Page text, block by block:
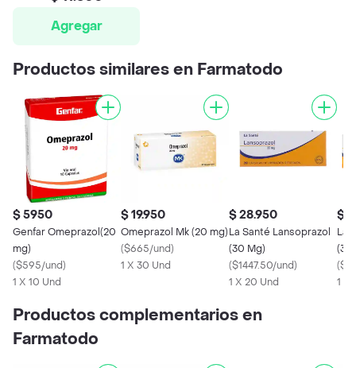
Agregar
Productos similares en Farmatodo
$ 5950
Genfar Omeprazol(20
mg)
($595/und)
1 X 10 Und
$ 19.950
Omeprazol Mk (20 mg)
($665/und)
1 X 30 Und
$ 28.950
La Santé Lansoprazol
(30 Mg)
($1447.50/und)
1 X 20 Und
$
La
(30
(
1 X
Productos complementarios en
Farmatodo